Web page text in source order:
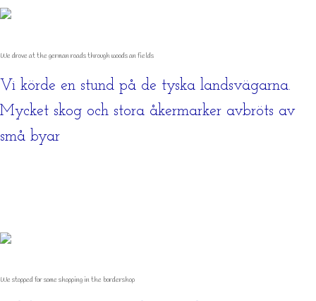
We drove at the german roads through woods an fields
Vi körde en stund på de tyska landsvägarna.
Mycket skog och stora åkermarker avbröts av
små byar
We stopped for some shopping in the bordershop